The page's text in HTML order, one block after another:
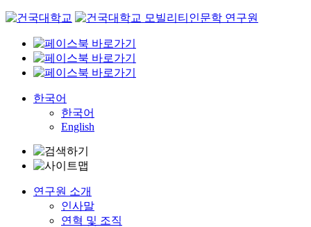
Skip
content
한국어
한국어
English
연구원 소개
인사말
연혁 및 조직